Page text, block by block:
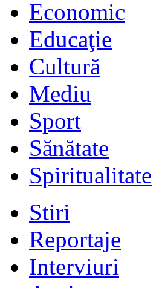
Economic
Educaţie
Cultură
Mediu
Sport
Sănătate
Spiritualitate
Stiri
Reportaje
Interviuri